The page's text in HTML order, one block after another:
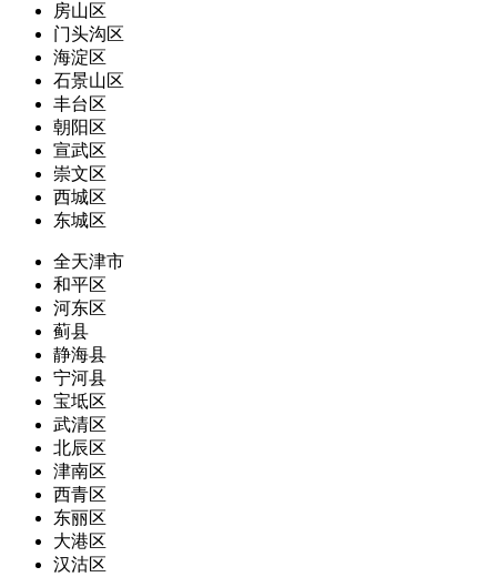
房山区
门头沟区
海淀区
石景山区
丰台区
朝阳区
宣武区
崇文区
西城区
东城区
全天津市
和平区
河东区
蓟县
静海县
宁河县
宝坻区
武清区
北辰区
津南区
西青区
东丽区
大港区
汉沽区